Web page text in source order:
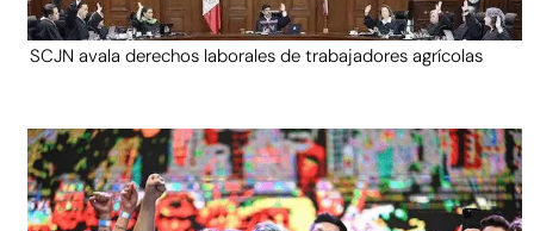
SCJN avala derechos laborales de trabajadores agrícolas